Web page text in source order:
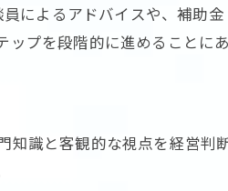
る事業の可能性とは
東京都企業にもたらす可能性
ルで得られる成長機会
入で事業が拡大する理由
都企業の新たな挑戦例
によるアドバイスや、補助
プを段階的に進めることに
識と客観的な視点を経営判